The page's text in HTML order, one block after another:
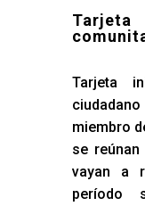
Tarjeta
miembro
se
vayan a
período